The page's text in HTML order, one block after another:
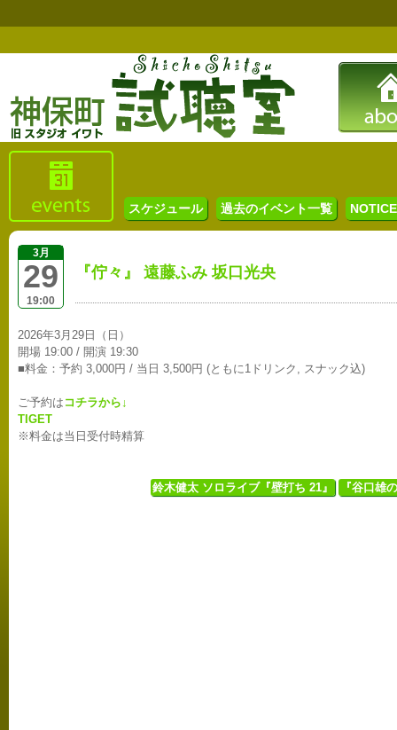
スケジュール 過去のイベント一覧
3月
29
19:00
『佇々』 遠藤ふみ 坂口光央
2026年3月29日（日）
開場 19:00 / 開演 19:30
■料金：予約 3,000円 / 当日 3,500円 (ともに1ドリンク, スナック込)
ご予約は コチラから↓
TIGET
※料金は当日受付時精算
鈴木健太 ソロライブ『壁打ち 21』 『谷口雄